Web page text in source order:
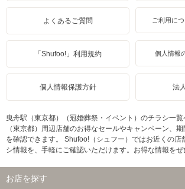
よくあるご質問 ご利用に
「Shufoo!」利用規約 個人情報
個人情報保護方針 法
曳舟駅（東京都）（冠婚葬祭・イベント）のチラシ一
（東京都）周辺店舗のお得なセールやキャンペーン、
を確認できます。 Shufoo!（シュフー）ではお近くの店
シ情報を、手軽にご確認いただけます。お得な情報をぜ
お店を探す